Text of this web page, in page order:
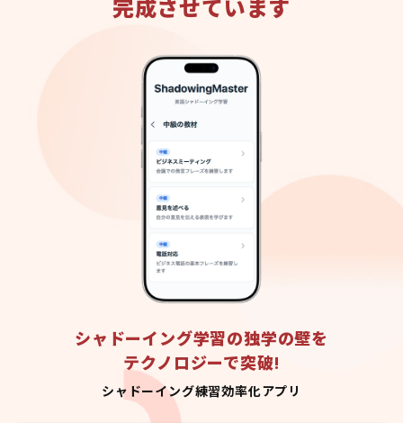
完成させています
シャドーイング学習の独学の壁を
テクノロジーで突破!
シャドーイング練習効率化アプリ